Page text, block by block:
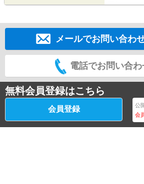
メールでお問い合わ
電話でお問い合
無料会員登録はこちら
会員登録 公
会